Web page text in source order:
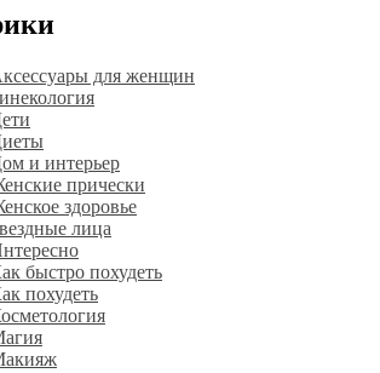
для женщин
и интерьер
прически
здоровье
лица
быстро похудеть
похудеть